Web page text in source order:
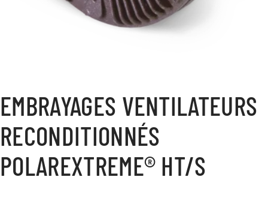
EMBRAYAGES VENTILATEURS
RECONDITIONNÉS
POLAREXTREME® HT/S